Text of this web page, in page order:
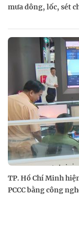
mưa dông, lốc, sét
TP. Hồ Chí Minh
PCCC bằng công